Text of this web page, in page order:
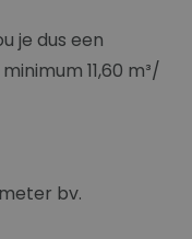
je dus een
11,60 m³/
bv.